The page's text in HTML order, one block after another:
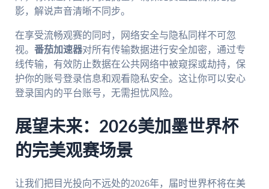
影，解说声音清晰不同步。
在享受流畅观赛的同时，网络安全与隐私同样不可忽
视。 番茄加速器对所有传输数据进行安全加密，通过专
线传输，有效防止数据在公共网络中被窥探或劫持，保
护你的账号登录信息和观看隐私安全。这让你可以安心
登录国内的平台账号，无需担忧风险。
展望未来：2026美加墨世界杯
的完美观赛场景
让我们把目光投向不远处的2026年，届时世界杯将在美